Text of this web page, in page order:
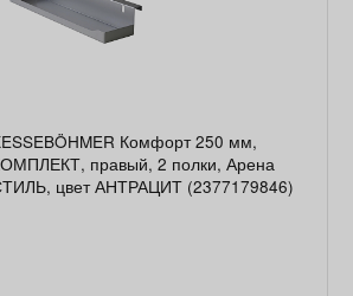
Комфорт 250 мм,
правый, 2 полки, Арена
цвет АНТРАЦИТ (2377179846)